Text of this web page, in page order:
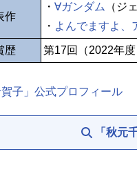
作
・ ∀ガンダム
（ジ
・ よんでますよ、
歴 第17回（2022年度
賀子」公式プロフィール
「秋元